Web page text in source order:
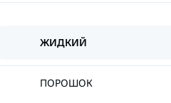
ЖИДКИЙ
ПОРОШОК